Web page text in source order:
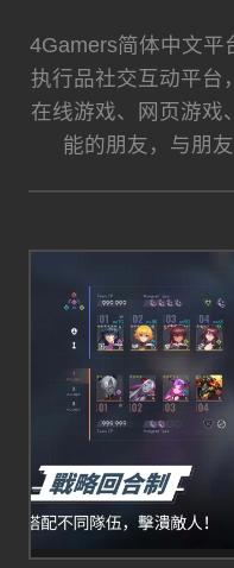
4Gamers简体中文平
执行品社交互动平台
在线游戏、网页游戏
能的朋友，与朋